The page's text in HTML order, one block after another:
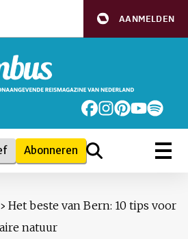
AANMELDEN
Abonneren
› Het beste van Bern: 10 tips voor
natuur